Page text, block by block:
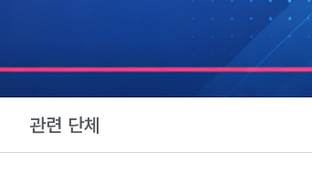
관련 단체